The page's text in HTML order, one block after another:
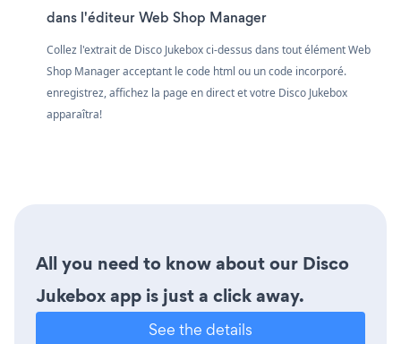
dans l'éditeur Web Shop Manager
Collez l'extrait de Disco Jukebox ci-dessus dans tout élément Web
Shop Manager acceptant le code html ou un code incorporé.
enregistrez, affichez la page en direct et votre Disco Jukebox
apparaîtra!
All you need to know about our Disco
Jukebox app is just a click away.
See the details